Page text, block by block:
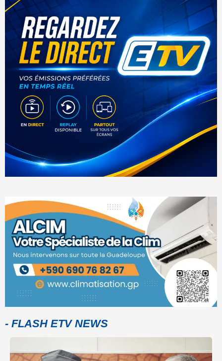
- FLASH ETV NEWS